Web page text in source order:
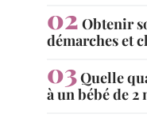
Obtenir
démarches et
Quelle
à un bébé de 2